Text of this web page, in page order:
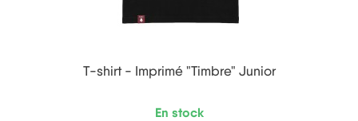
T-shirt - Imprimé "Timbre" Junior
En stock